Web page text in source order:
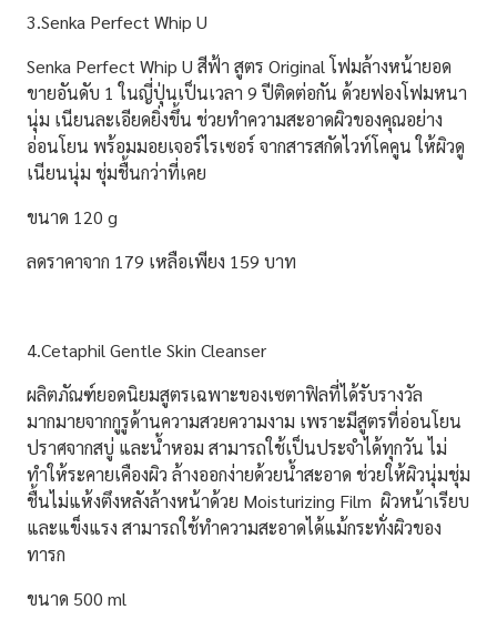
3.Senka Perfect Whip U
Senka Perfect Whip U สีฟ้า สูตร Original โฟมล้างหน้ายอด
ขายอันดับ 1 ในญี่ปุ่นเป็นเวลา 9 ปีติดต่อกัน ด้วยฟองโฟมหนา
นุ่ม เนียนละเอียดยิ่งขึ้น ช่วยทำความสะอาดผิวของคุณอย่าง
อ่อนโยน พร้อมมอยเจอร์ไรเซอร์ จากสารสกัดไวท์โคคูน ให้ผิวดู
เนียนนุ่ม ชุ่มชื้นกว่าที่เคย
ขนาด 120 g
ลดราคาจาก 179 เหลือเพียง 159 บาท
4.Cetaphil Gentle Skin Cleanser
ผลิตภัณฑ์ยอดนิยมสูตรเฉพาะของเซตาฟิลที่ได้รับรางวัล
มากมายจากกูรูด้านความสวยความงาม เพราะมีสูตรที่อ่อนโยน
ปราศจากสบู่ และน้ำหอม สามารถใช้เป็นประจำได้ทุกวัน ไม่
ทำให้ระคายเคืองผิว ล้างออกง่ายด้วยน้ำสะอาด ช่วยให้ผิวนุ่มชุ่ม
ชื้นไม่แห้งตึงหลังล้างหน้าด้วย Moisturizing Film ผิวหน้าเรียบ
และแข็งแรง สามารถใช้ทำความสะอาดได้แม้กระทั่งผิวของ
ทารก
ขนาด 500 ml